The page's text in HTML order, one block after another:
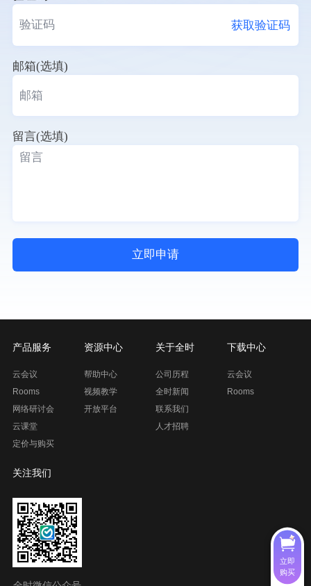
产品服务
云会议
Rooms
网络研讨会
云课堂
定价与购买
资源中心
帮助中心
视频教学
开放平台
关于全时
公司历程
全时新闻
联系我们
人才招聘
下载中心
云会议
Rooms
关注我们
立即
购买